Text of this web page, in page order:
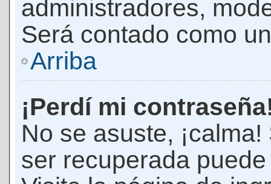
administradores,
Será contado como
Arriba
¡Perdí mi
No se asuste,
ser recuperada